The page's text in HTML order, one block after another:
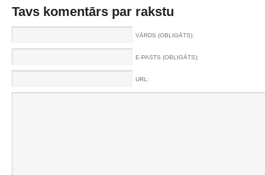
Tavs komentārs par rakstu
VĀRDS (OBLIGĀTS):
E-PASTS (OBLIGĀTS):
URL: